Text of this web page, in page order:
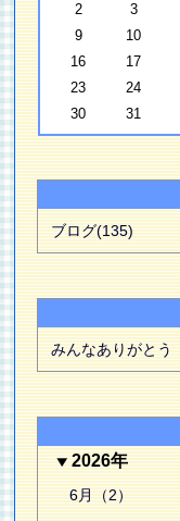
2
3
9
10
16
17
23
24
30
31
ブログ(135)
みんなありがとう
2026年
6月（2）